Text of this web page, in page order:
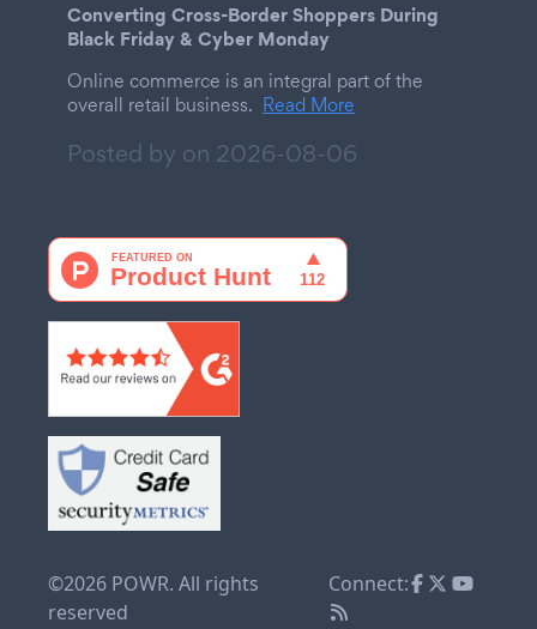
Converting Cross-Border Shoppers During
Black Friday & Cyber Monday
Online commerce is an integral part of the
overall retail business. Read More
Posted by on 2026-08-06
©2026 POWR. All rights
reserved
Connect: